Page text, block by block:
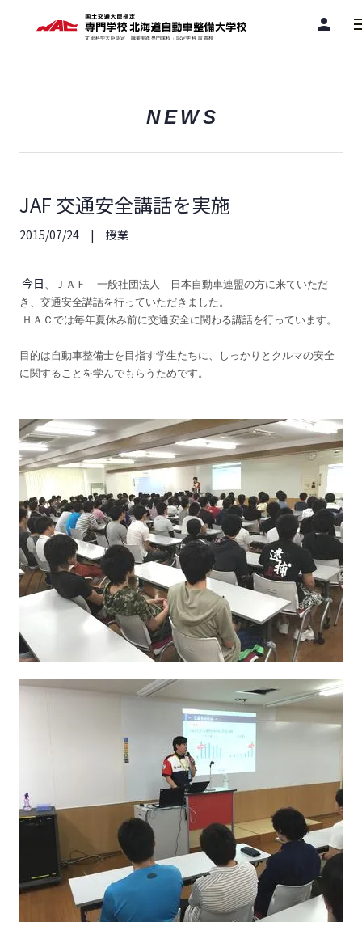
person
NEWS
JAF 交通安全講話を実施
2015/07/24 授業
今日 、ＪＡＦ 一般社団法人 日本自動車連盟の方に来ていただ
き、交通安全講話を行っていただきました。
ＨＡＣでは毎年夏休み前に交通安全に関わる講話を行っています。
目的は自動車整備士を目指す学生たちに、しっかりとクルマの安全
に関することを学んでもらうためです。